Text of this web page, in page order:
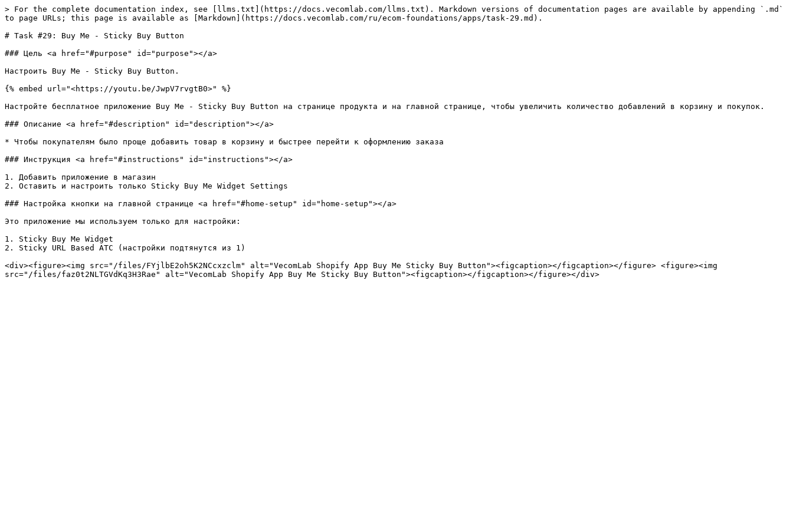
> For the complete documentation index, see [llms.txt](https://docs.vecomlab.com/llms.txt). Markdown versions of documentation pages are available by appending `.md`
to page URLs; this page is available as [Markdown](https://docs.vecomlab.com/ru/ecom-foundations/apps/task-29.md).
# Task #29: Buy Me ‑ Sticky Buy Button
### Цель <a href="#purpose" id="purpose"></a>
Настроить Buy Me ‑ Sticky Buy Button.
{% embed url="<https://youtu.be/JwpV7rvgtB0>" %}
Настройте бесплатное приложение Buy Me - Sticky Buy Button на странице продукта и на главной странице, чтобы увеличить количество добавлений в корзину и покупок.
### Описание <a href="#description" id="description"></a>
* Чтобы покупателям было проще добавить товар в корзину и быстрее перейти к оформлению заказа
### Инструкция <a href="#instructions" id="instructions"></a>
1. Добавить приложение в магазин
2. Оставить и настроить только Sticky Buy Me Widget Settings
### Настройка кнопки на главной странице <a href="#home-setup" id="home-setup"></a>
Это приложение мы используем только для настройки:
1. Sticky Buy Me Widget
2. Sticky URL Based ATC (настройки подтянутся из 1)
<div><figure><img src="/files/FYjlbE2oh5K2NCcxzclm" alt="VecomLab Shopify App Buy Me Sticky Buy Button"><figcaption></figcaption></figure> <figure><img